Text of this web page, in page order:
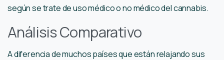
según se trate de uso médico o no médico del cannabis.
Análisis Comparativo
A diferencia de muchos países que están relajando sus